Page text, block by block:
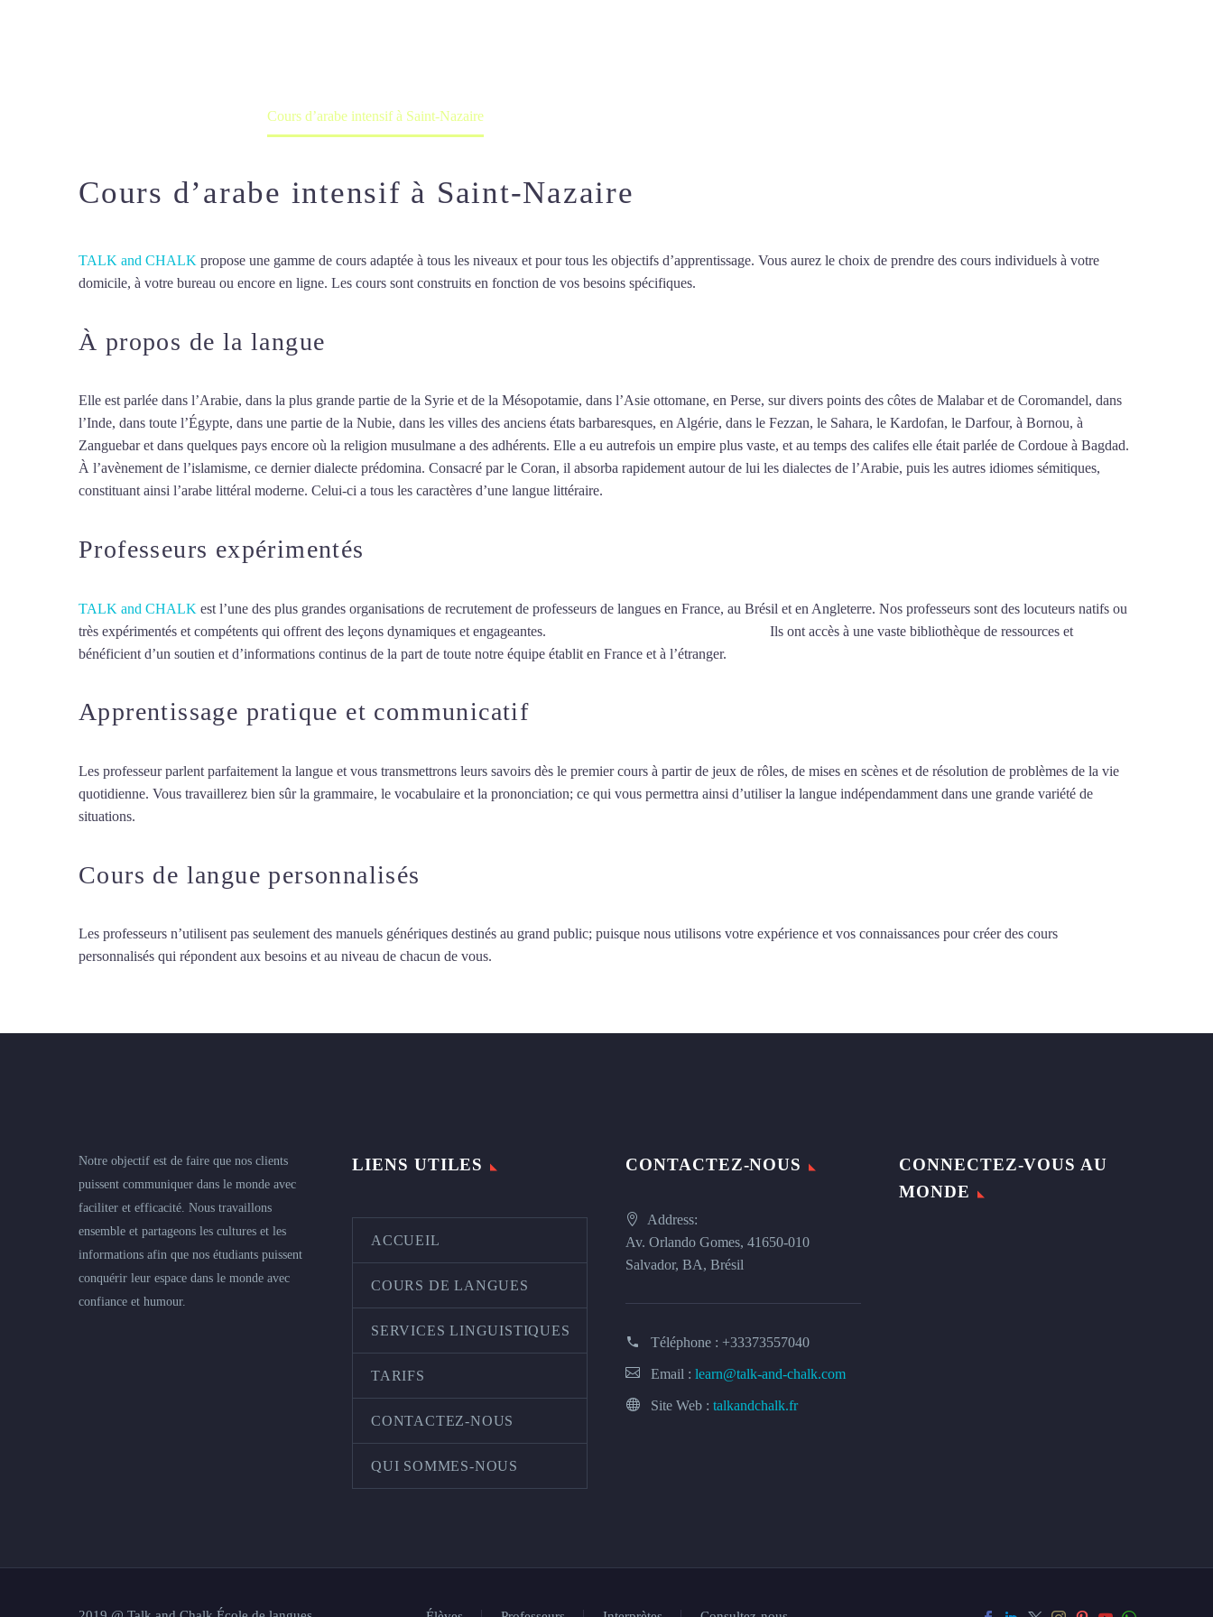
Cours d’arabe intensif à Saint-Nazaire
Cours d’arabe intensif à Saint-Nazaire
TALK and CHALK propose une gamme de cours adaptée à tous les niveaux et pour tous les objectifs d’apprentissage. Vous aurez le choix de prendre des cours individuels à votre
domicile, à votre bureau ou encore en ligne. Les cours sont construits en fonction de vos besoins spécifiques.
À propos de la langue
Elle est parlée dans l’Arabie, dans la plus grande partie de la Syrie et de la Mésopotamie, dans l’Asie ottomane, en Perse, sur divers points des côtes de Malabar et de Coromandel, dans
l’Inde, dans toute l’Égypte, dans une partie de la Nubie, dans les villes des anciens états barbaresques, en Algérie, dans le Fezzan, le Sahara, le Kardofan, le Darfour, à Bornou, à
Zanguebar et dans quelques pays encore où la religion musulmane a des adhérents. Elle a eu autrefois un empire plus vaste, et au temps des califes elle était parlée de Cordoue à Bagdad.
À l’avènement de l’islamisme, ce dernier dialecte prédomina. Consacré par le Coran, il absorba rapidement autour de lui les dialectes de l’Arabie, puis les autres idiomes sémitiques,
constituant ainsi l’arabe littéral moderne. Celui-ci a tous les caractères d’une langue littéraire.
Professeurs expérimentés
TALK and CHALK est l’une des plus grandes organisations de recrutement de professeurs de langues en France, au Brésil et en Angleterre. Nos professeurs sont des locuteurs natifs ou
très expérimentés et compétents qui offrent des leçons dynamiques et engageantes.
Ils ont accès à une vaste bibliothèque de ressources et
bénéficient d’un soutien et d’informations continus de la part de toute notre équipe établit en France et à l’étranger.
Apprentissage pratique et communicatif
Les professeur parlent parfaitement la langue et vous transmettrons leurs savoirs dès le premier cours à partir de jeux de rôles, de mises en scènes et de résolution de problèmes de la vie
quotidienne. Vous travaillerez bien sûr la grammaire, le vocabulaire et la prononciation; ce qui vous permettra ainsi d’utiliser la langue indépendamment dans une grande variété de
situations.
Cours de langue personnalisés
Les professeurs n’utilisent pas seulement des manuels génériques destinés au grand public; puisque nous utilisons votre expérience et vos connaissances pour créer des cours
personnalisés qui répondent aux besoins et au niveau de chacun de vous.
Notre objectif est de faire que nos clients
puissent communiquer dans le monde avec
faciliter et efficacité. Nous travaillons
ensemble et partageons les cultures et les
informations afin que nos étudiants puissent
conquérir leur espace dans le monde avec
confiance et humour.
LIENS UTILES
ACCUEIL
COURS DE LANGUES
SERVICES LINGUISTIQUES
TARIFS
CONTACTEZ-NOUS
QUI SOMMES-NOUS
CONTACTEZ-NOUS
Address:
Av. Orlando Gomes, 41650-010
Salvador, BA, Brésil
Téléphone : +33373557040
Email : learn@talk-and-chalk.com
Site Web : talkandchalk.fr
CONNECTEZ-VOUS AU
MONDE